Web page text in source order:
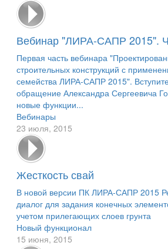
Вебинар "ЛИРА-САПР 2015".
Первая часть вебинара
строительных конструкций с
семейства ЛИРА-САПР 2015".
обращение Александра Сергеевича
новые функции...
Вебинары
23 июля, 2015
Жесткость свай
В новой версии ПК ЛИРА-САПР 2015
диалог для задания конечных
учетом прилегающих слоев грунта
Новый функционал
15 июня, 2015